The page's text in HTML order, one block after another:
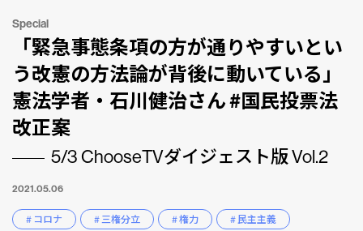
Special
「緊急事態条項の方が通りやすいとい
う改憲の方法論が背後に動いている」
憲法学者・石川健治さん #国民投票法
改正案
5/3 ChooseTVダイジェスト版 Vol.2
2021.05.06
# コロナ # 三権分立 # 権力
# 民主主義